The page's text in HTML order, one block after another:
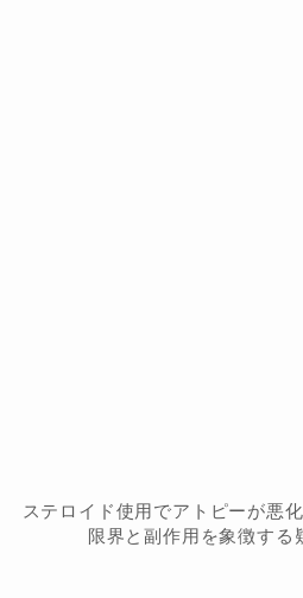
ステロイド使用でアトピーが悪
限界と副作用を象徴する